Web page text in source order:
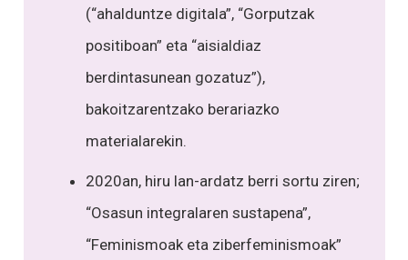
(“ahalduntze digitala”, “Gorputzak
positiboan” eta “aisialdiaz
berdintasunean gozatuz”),
bakoitzarentzako berariazko
materialarekin.
2020an, hiru lan-ardatz berri sortu ziren;
“Osasun integralaren sustapena”,
“Feminismoak eta ziberfeminismoak”